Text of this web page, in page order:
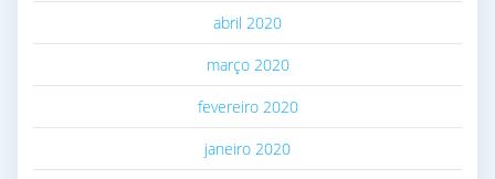
abril 2020
março 2020
fevereiro 2020
janeiro 2020